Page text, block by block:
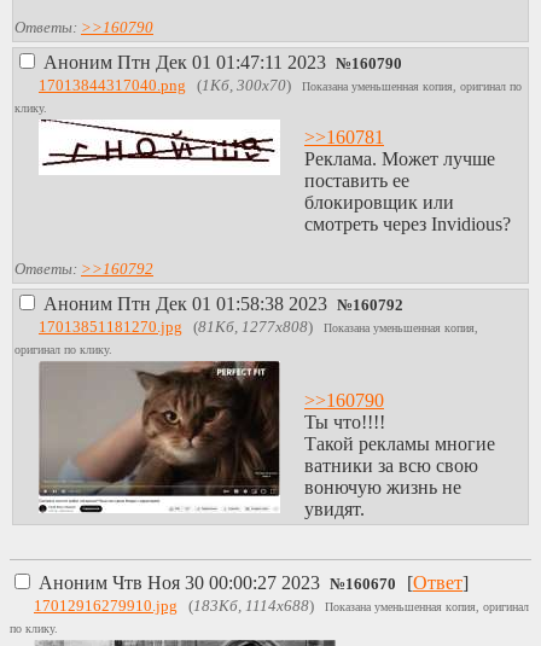
Ответы: >>160790
Аноним Птн Дек 01 01:47:11 2023 №160790
17013844317040.png (1Кб, 300x70)
Показана уменьшенная копия, оригинал по
клику.
>>160781
Реклама. Может лучше
поставить ее
блокировщик или
смотреть через Invidious?
Ответы: >>160792
Аноним Птн Дек 01 01:58:38 2023 №160792
17013851181270.jpg (81Кб, 1277x808)
Показана уменьшенная копия,
оригинал по клику.
>>160790
Ты что!!!!
Такой рекламы многие
ватники за всю свою
вонючую жизнь не
увидят.
Аноним Чтв Ноя 30 00:00:27 2023 №160670 [Ответ]
17012916279910.jpg (183Кб, 1114x688)
Показана уменьшенная копия, оригинал
по клику.